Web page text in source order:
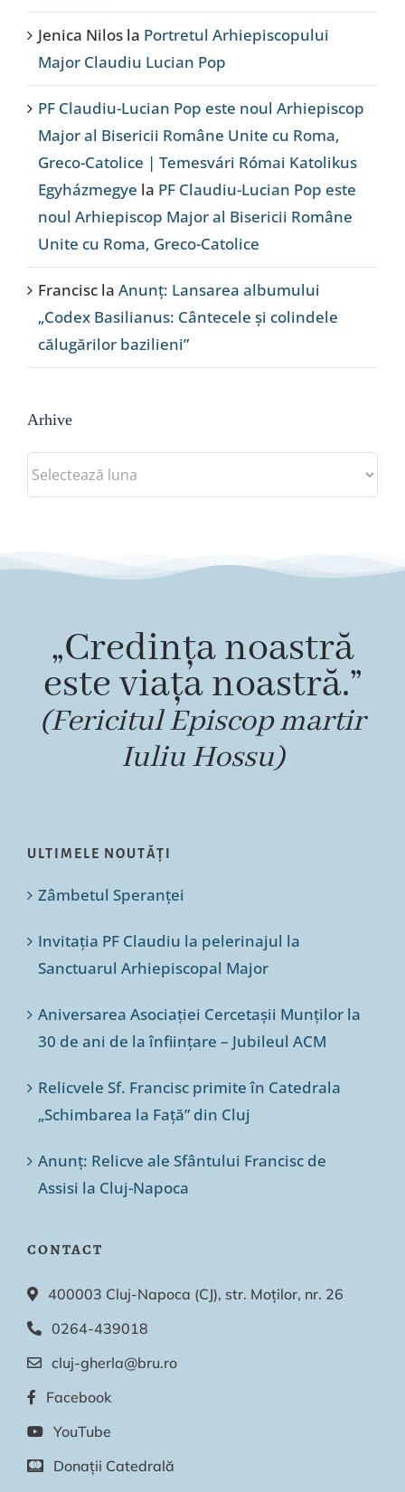
Jenica Nilos la Portretul Arhiepiscopului
Major Claudiu Lucian Pop
PF Claudiu-Lucian Pop este noul Arhiepiscop
Major al Bisericii Române Unite cu Roma,
Greco-Catolice | Temesvári Római Katolikus
Egyházmegye la PF Claudiu-Lucian Pop este
noul Arhiepiscop Major al Bisericii Române
Unite cu Roma, Greco-Catolice
Francisc la Anunț: Lansarea albumului
„Codex Basilianus: Cântecele și colindele
călugărilor bazilieni”
Arhive
Arhive
„Credința noastră
este viața noastră.”
(Fericitul Episcop martir
Iuliu Hossu)
ULTIMELE NOUTĂȚI
Zâmbetul Speranței
Invitația PF Claudiu la pelerinajul la
Sanctuarul Arhiepiscopal Major
Aniversarea Asociației Cercetașii Munților la
30 de ani de la înființare – Jubileul ACM
Relicvele Sf. Francisc primite în Catedrala
„Schimbarea la Față” din Cluj
Anunț: Relicve ale Sfântului Francisc de
Assisi la Cluj-Napoca
CONTACT
400003 Cluj-Napoca (CJ), str. Moților, nr. 26
0264-439018
cluj-gherla@bru.ro
Facebook
YouTube
Donații Catedrală